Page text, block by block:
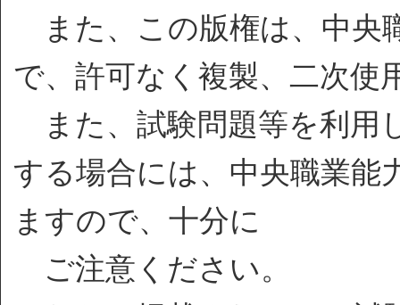
また、この版権は、中央
で、許可なく複製、二次使
また、試験問題等を利用
する場合には、中央職業能
ますので、十分に
ご注意ください。